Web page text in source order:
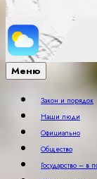
Меню
Закон и порядок
Наши люди
Официально
Общество
Государство – в